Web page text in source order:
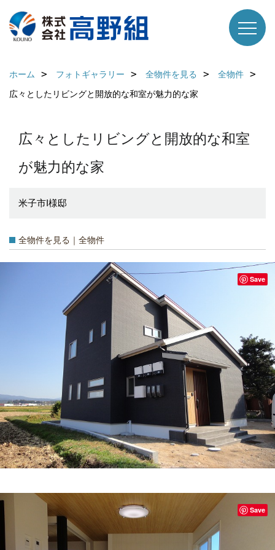
ホーム フォトギャラリー 全物件を見る
全物件
広々としたリビングと開放的な和室が魅力的な家
広々としたリビングと開放的な和室
が魅力的な家
米子市I様邸
全物件を見る｜全物件
Save
Save